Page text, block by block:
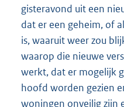
gisteravond uit een
dat er een geheim, of
is, waaruit weer zou
waarop die nieuwe
werkt, dat er mogelijk
hoofd worden gezien
woningen onveilig zijn